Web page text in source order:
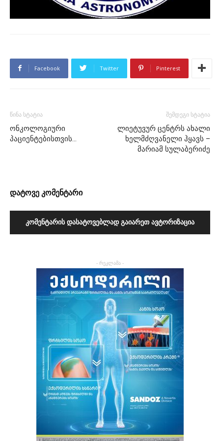
Facebook Twitter Pinterest
წინა სტატია
ონკოლოგიური
პაციენტებისთვის…
შემდეგი სტატია
ლიეტუვურ ცენტრს ახალი
ხელმძღვანელი ჰყავს –
მარიამ სულაბერიძე
დატოვე კომენტარი
ᲙᲝᲛᲔᲜᲢᲐᲠᲘᲡ ᲓᲐᲡᲐᲢᲝᲕᲔᲑᲚᲐᲓ ᲒᲐᲘᲐᲠᲔᲗ ᲐᲕᲢᲝᲠᲘᲖᲐᲪᲘᲐ
- რეკლამა -